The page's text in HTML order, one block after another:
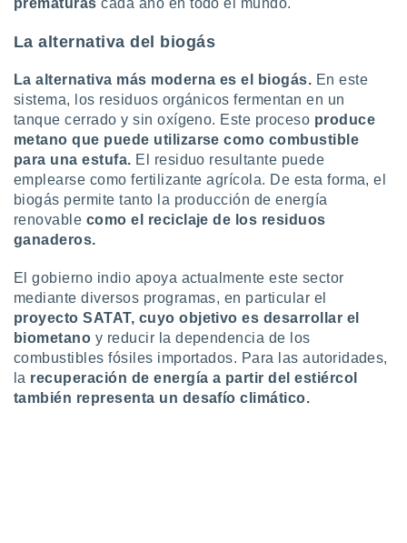
de
con el
e
mediante
publicidad
publicidad
1199
prematuras cada año en todo el mundo.
La alternativa del biogás
La alternativa más moderna es el biogás. En este
sistema, los residuos orgánicos fermentan en un
tanque cerrado y sin oxígeno. Este proceso produce
metano que puede utilizarse como combustible
para una estufa. El residuo resultante puede
emplearse como fertilizante agrícola. De esta forma, el
biogás permite tanto la producción de energía
renovable como el reciclaje de los residuos
ganaderos.
El gobierno indio apoya actualmente este sector
mediante diversos programas, en particular el
proyecto SATAT, cuyo objetivo es desarrollar el
biometano y reducir la dependencia de los
combustibles fósiles importados. Para las autoridades,
la recuperación de energía a partir del estiércol
también representa un desafío climático.